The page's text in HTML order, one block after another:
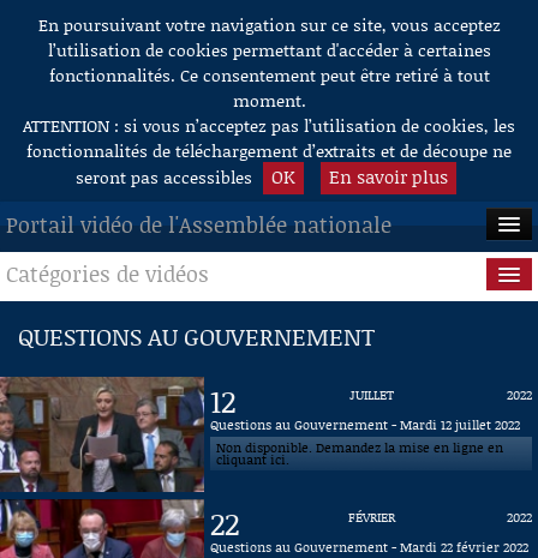
Aller au contenu
En poursuivant votre navigation sur ce site, vous acceptez
l’utilisation de cookies permettant d'accéder à certaines
fonctionnalités. Ce consentement peut être retiré à tout
moment.
ATTENTION : si vous n’acceptez pas l’utilisation de cookies, les
fonctionnalités de téléchargement d’extraits et de découpe ne
seront pas accessibles
OK En savoir plus
Portail vidéo de l'Assemblée nationale
ACCUEIL
EN DIRECT
À LA DEMANDE
RECHERCHE
AIDE À LA DÉCOUPE
DE VIDÉOS
Catégories de vidéos
Séance publique
Questions au Gouvernement
Commissions
Présidence
Évènements
QUESTIONS AU GOUVERNEMENT
12 JUILLET
2022
Questions au Gouvernement - Mardi 12 juillet 2022
Non disponible. Demandez la mise en ligne en
cliquant ici.
22 FÉVRIER
2022
Questions au Gouvernement - Mardi 22 février 2022